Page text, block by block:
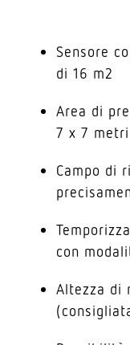
Sensore
di 16 m2
Area di
7 x 7 metri
Campo di
con
Altezza di